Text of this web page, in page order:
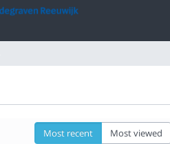
Most recent Most viewed